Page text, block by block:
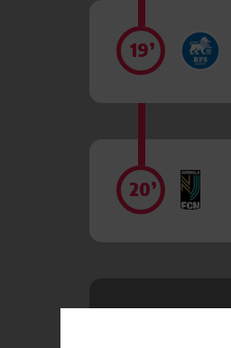
19’
20’